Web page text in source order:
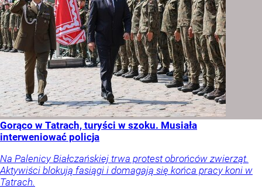
Gorąco w Tatrach, turyści w szoku. Musiała
interweniować policja
Na Palenicy Białczańskiej trwa protest obrońców zwierząt.
Aktywiści blokują fasiągi i domagają się końca pracy koni w
Tatrach.